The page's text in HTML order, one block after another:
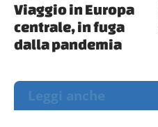
Viaggio in Europa
centrale, in fuga
dalla pandemia
Leggi anche